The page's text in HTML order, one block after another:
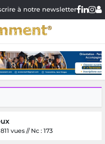
à notre newsletter
vues // Nc : 173